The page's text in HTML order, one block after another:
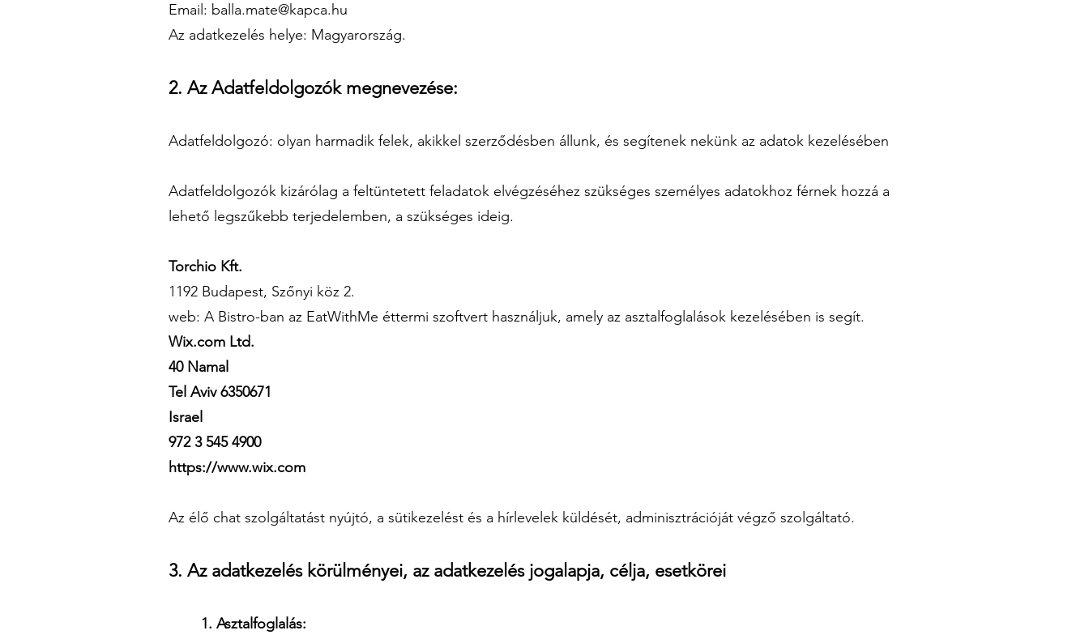
Email: balla.mate@kapca.hu
Az adatkezelés helye: Magyarország.
2. Az Adatfeldolgozók megnevezése:
Adatfeldolgozó: olyan harmadik felek, akikkel szerződésben állunk, és segítenek nekünk az adatok kezelésében
Adatfeldolgozók kizárólag a feltüntetett feladatok elvégzéséhez szükséges személyes adatokhoz férnek hozzá a
lehető legszűkebb terjedelemben, a szükséges ideig.
Torchio Kft.
1192 Budapest, Szőnyi köz 2.
web:​ A Bistro-ban az EatWithMe éttermi szoftvert használjuk, amely az asztalfoglalások kezelésében is segít.
Wix.com Ltd.
40 Namal
Tel Aviv 6350671
Israel
972 3 545 4900
https://www.wix.com
Az élő chat szolgáltatást nyújtó, a sütikezelést és a hírlevelek küldését, adminisztrációját végző szolgáltató.​
3. Az adatkezelés körülményei, az adatkezelés jogalapja, célja, esetkörei
1. Asztalfoglalás: